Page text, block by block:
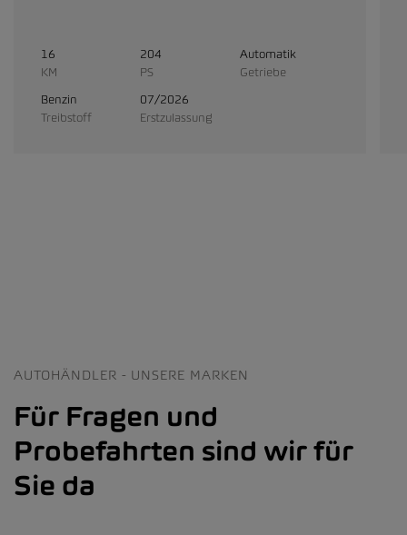
16
KM
204
PS
Automatik
Getriebe
Benzin
Treibstoff
07/2026
Erstzulassung
AUTOHÄNDLER - UNSERE MARKEN
Für Fragen und
Probefahrten sind wir für
Sie da